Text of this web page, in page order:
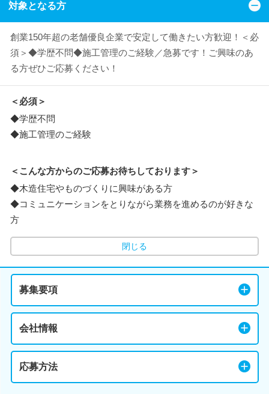
対象となる方
創業150年超の老舗優良企業で安定して働きたい方歓迎！＜必
須＞◆学歴不問◆施工管理のご経験／急募です！ご興味のあ
る方ぜひご応募ください！
＜必須＞
◆学歴不問
◆施工管理のご経験
＜こんな方からのご応募お待ちしております＞
◆木造住宅やものづくりに興味がある方
◆コミュニケーションをとりながら業務を進めるのが好きな
方
閉じる
募集要項
会社情報
応募方法